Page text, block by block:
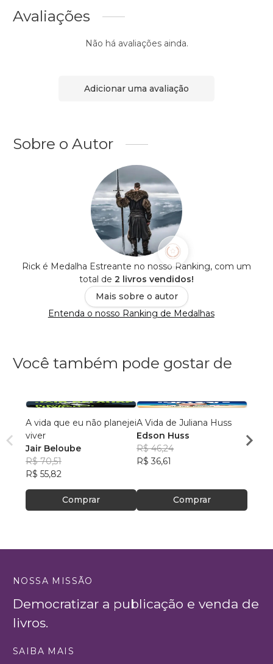
Avaliações
Não há avaliações ainda.
Adicionar uma avaliação
Sobre o Autor
Rick é Medalha Estreante no nosso Ranking, com um
total de 2 livros vendidos!
Mais sobre o autor
Entenda o nosso Ranking de Medalhas
Você também pode gostar de
A vida que eu não planejei
viver
Jair Beloube
R$ 70,51
R$ 55,82
Comprar
A Vida de Juliana Huss
Edson Huss
R$ 46,24
R$ 36,61
Comprar
NOSSA MISSÃO
Democratizar a publicação e venda de
livros.
SAIBA MAIS